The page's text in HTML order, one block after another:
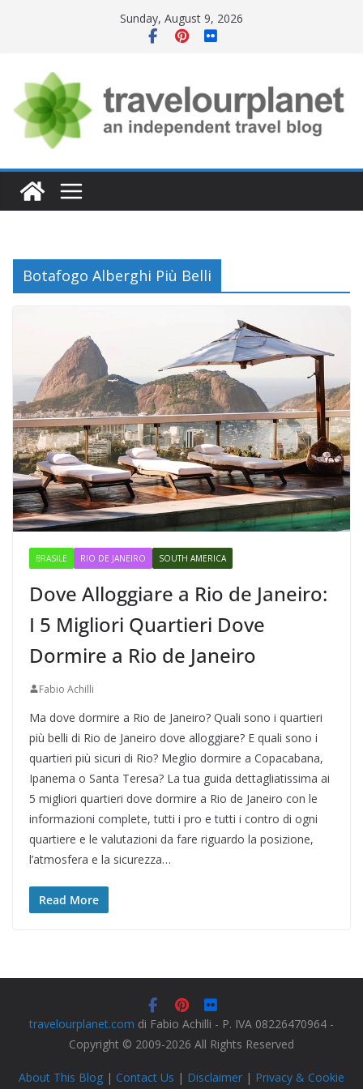
Sunday, August 9, 2026
Botafogo Alberghi Più Belli
BRASILE RIO DE JANEIRO SOUTH AMERICA
Dove Alloggiare a Rio de Janeiro:
I 5 Migliori Quartieri Dove
Dormire a Rio de Janeiro
Fabio Achilli
Ma dove dormire a Rio de Janeiro? Quali sono i quartieri
più belli di Rio de Janeiro dove alloggiare? E quali sono i
quartieri più sicuri di Rio? Meglio dormire a Copacabana,
Ipanema o Santa Teresa? La tua guida dettagliatissima ai
5 migliori quartieri dove dormire a Rio de Janeiro con le
informazioni complete, tutti i pro e tutti i contro di ogni
quartiere e le valutazioni da fare riguardo la posizione,
l’atmosfera e la sicurezza…
Read More
travelourplanet.com di Fabio Achilli - P. IVA 08226470964 -
Copyright © 2009-2026 All Rights Reserved
About This Blog | Contact Us | Disclaimer | Privacy & Cookie